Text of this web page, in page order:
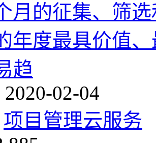
月的征集、筛
年度最具价值
趋
2020-02-04
项目管理云服务